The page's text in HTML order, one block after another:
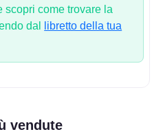
scopri come trovare la
dal
libretto della tua
vendute